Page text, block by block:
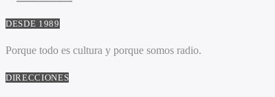
DESDE 1989
Porque todo es cultura y porque somos radio.
DIRECCIONES